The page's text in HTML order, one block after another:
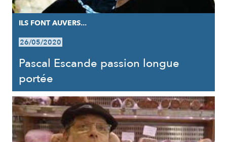
ILS FONT AUVERS...
26/05/2020
Pascal Escande passion longue
portée